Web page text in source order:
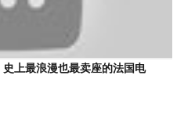
史上最浪漫也最卖座的法国电